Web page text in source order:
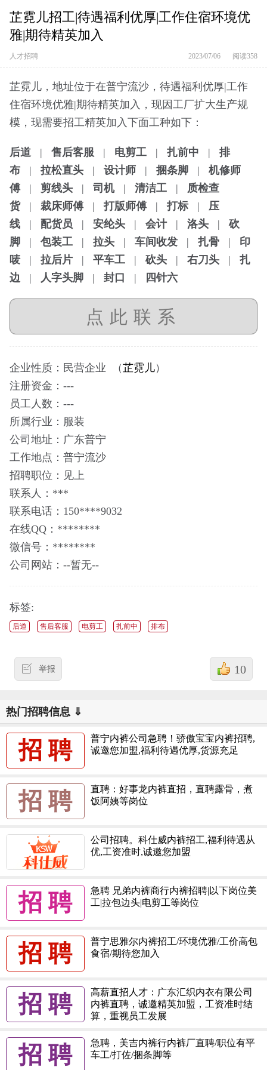
芷霓儿招工|待遇福利优厚|工作住宿环境优
雅|期待精英加入
人才招聘 2023/07/06 阅读358
芷霓儿，地址位于在普宁流沙，待遇福利优厚|工作
住宿环境优雅|期待精英加入，现因工厂扩大生产规
模，现需要招工精英加入下面工种如下：
后道 | 售后客服 | 电剪工 | 扎前中 | 排
布 | 拉松直头 | 设计师 | 捆条脚 | 机修师
傅| 剪线头 | 司机| 清洁工 | 质检查
货| 裁床师傅|打版师傅|打标| 压
线 | 配货员 | 安纶头 | 会计| 洛头 | 砍
脚 | 包装工 | 拉头 | 车间收发 | 扎骨 | 印
唛 | 拉后片 | 平车工 | 砍头 | 右刀头 | 扎
边 | 人字头脚 | 封口 | 四针六
点此联系
企业性质：民营企业 （芷霓儿）
注册资金：---
员工人数：---
所属行业：服装
公司地址：广东普宁
工作地点：普宁流沙
招聘职位：见上
联系人：***
联系电话：150****9032
在线QQ：********
微信号：********
公司网站：--暂无--
标签:
后道 售后客服 电剪工 扎前中 排布
举报 10
热门招聘信息 ⇓
招 聘
普宁内裤公司急聘！骄傲宝宝内裤招聘,
诚邀您加盟,福利待遇优厚,货源充足
招 聘
直聘：好事龙内裤直招，直聘露骨，煮
饭阿姨等岗位
公司招聘。科仕威内裤招工,福利待遇从
优,工资准时,诚邀您加盟
招 聘
急聘 兄弟内裤商行内裤招聘|以下岗位美
工|拉包边头|电剪工等岗位
招 聘
普宁思雅尔内裤招工/环境优雅/工价高包
食宿/期待您加入
招 聘
高薪直招人才：广东汇织内衣有限公司
内裤直聘，诚邀精英加盟，工资准时结
算，重视员工发展
招 聘
急聘，美吉内裤行内裤厂直聘/职位有平
车工/打佐/捆条脚等